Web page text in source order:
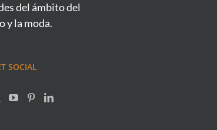
del ámbito del
y la moda.
SOCIAL